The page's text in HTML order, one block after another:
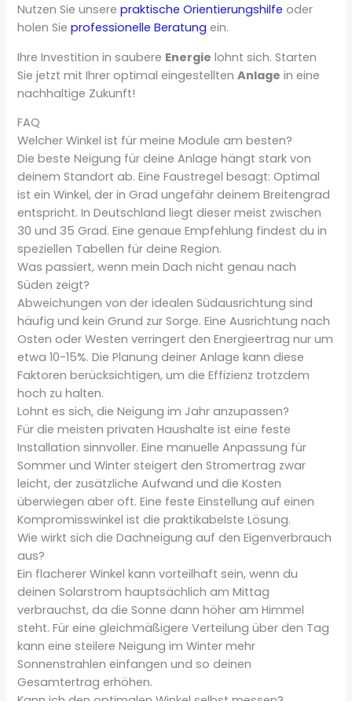
Nutzen Sie unserepraktische Orientierungshilfe oder
holen Sieprofessionelle Beratung ein.
Ihre Investition in saubere Energie lohnt sich. Starten
Sie jetzt mit Ihrer optimal eingestelltenAnlage in eine
nachhaltige Zukunft!
FAQ
Welcher Winkel ist für meine Module am besten?
Die beste Neigung für deine Anlage hängt stark von
deinem Standort ab. Eine Faustregel besagt: Optimal
ist ein Winkel, der in Grad ungefähr deinem Breitengrad
entspricht. In Deutschland liegt dieser meist zwischen
30 und 35 Grad. Eine genaue Empfehlung findest du in
speziellen Tabellen für deine Region.
Was passiert, wenn mein Dach nicht genau nach
Süden zeigt?
Abweichungen von der idealen Südausrichtung sind
häufig und kein Grund zur Sorge. Eine Ausrichtung nach
Osten oder Westen verringert den Energieertrag nur um
etwa 10-15%. Die Planung deiner Anlage kann diese
Faktoren berücksichtigen, um die Effizienz trotzdem
hoch zu halten.
Lohnt es sich, die Neigung im Jahr anzupassen?
Für die meisten privaten Haushalte ist eine feste
Installation sinnvoller. Eine manuelle Anpassung für
Sommer und Winter steigert den Stromertrag zwar
leicht, der zusätzliche Aufwand und die Kosten
überwiegen aber oft. Eine feste Einstellung auf einen
Kompromisswinkel ist die praktikabelste Lösung.
Wie wirkt sich die Dachneigung auf den Eigenverbrauch
aus?
Ein flacherer Winkel kann vorteilhaft sein, wenn du
deinen Solarstrom hauptsächlich am Mittag
verbrauchst, da die Sonne dann höher am Himmel
steht. Für eine gleichmäßigere Verteilung über den Tag
kann eine steilere Neigung im Winter mehr
Sonnenstrahlen einfangen und so deinen
Gesamtertrag erhöhen.